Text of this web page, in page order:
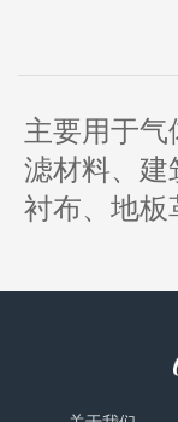
主要用于气
滤材料、
衬布、地